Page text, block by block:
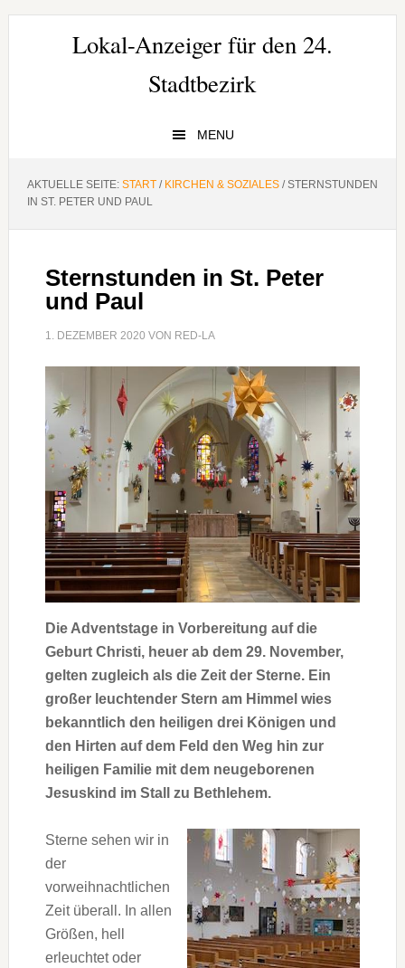
Hauptnavigation
SeitenspalteLokal-Anzeiger für den 24.
Stadtbezirk
MENU
AKTUELLE SEITE: START / KIRCHEN & SOZIALES /STERNSTUNDEN
IN ST. PETER UND PAUL
Sternstunden in St. Peter
und Paul
1. DEZEMBER 2020 VON RED-LA
Die Adventstage in Vorbereitung auf die
Geburt Christi, heuer ab dem 29. November,
gelten zugleich als die Zeit der Sterne. Ein
großer leuchtender Stern am Himmel wies
bekanntlich den heiligen drei Königen und
den Hirten auf dem Feld den Weg hin zur
heiligen Familie mit dem neugeborenen
Jesuskind im Stall zu Bethlehem.
Sterne sehen wir in
der
vorweihnachtlichen
Zeit überall. In allen
Größen, hell
erleuchtet oder